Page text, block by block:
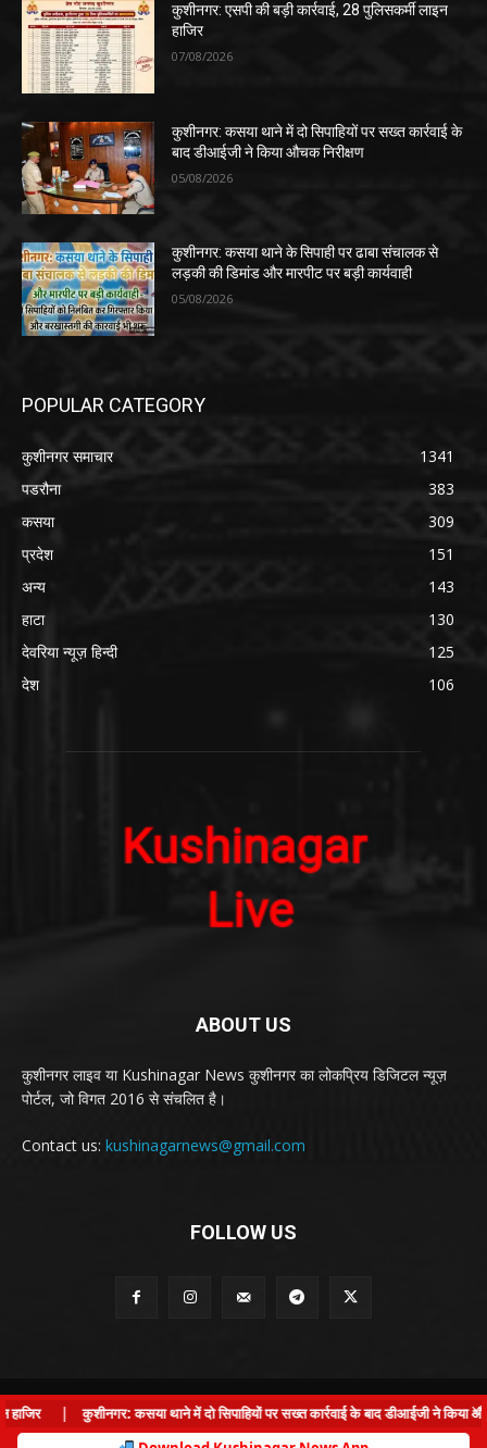
कुशीनगर: एसपी की बड़ी कार्रवाई, 28 पुलिसकर्मी लाइन
हाजिर
07/08/2026
कुशीनगर: कसया थाने में दो सिपाहियों पर सख्त कार्रवाई के
बाद डीआईजी ने किया औचक निरीक्षण
05/08/2026
कुशीनगर: कसया थाने के सिपाही पर ढाबा संचालक से
लड़की की डिमांड और मारपीट पर बड़ी कार्यवाही
05/08/2026
POPULAR CATEGORY
कुशीनगर समाचार
1341
पडरौना
383
कसया
309
प्रदेश
151
अन्य
143
हाटा
130
देवरिया न्यूज़ हिन्दी
125
देश
106
ABOUT US
कुशीनगर लाइव या Kushinagar News कुशीनगर का लोकप्रिय डिजिटल न्यूज़
पोर्टल, जो विगत 2016 से संचलित है।
Contact us: kushinagarnews@gmail.com
FOLLOW US
© Kushinagar Live - 2022 ×
कुशीनगर: कसया थाने में दो सिपाहियों पर सख्त कार्रवाई के बाद डीआईजी ने किया औचक